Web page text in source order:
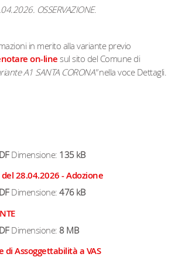
OSSERVAZIONE.
in merito alla variante previo
on-linesul sito del Comune di
A1 SANTA CORONA"nella voce Dettagli.
Dimensione: 135 kB
28.04.2026 - Adozione
Dimensione: 476 kB
Dimensione: 8 MB
Assoggettabilità a VAS